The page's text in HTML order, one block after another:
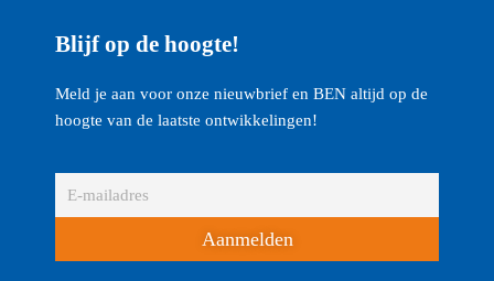
Blijf op de hoogte!
Meld je aan voor onze nieuwbrief en BEN altijd op de
hoogte van de laatste ontwikkelingen!
Aanmelden